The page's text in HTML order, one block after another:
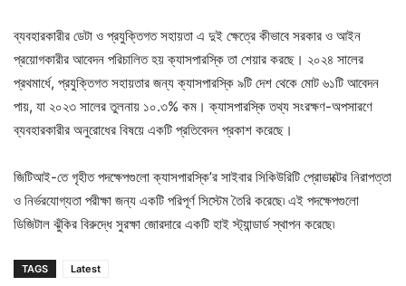
ব্যবহারকারীর ডেটা ও প্রযুক্তিগত সহায়তা এ দুই ক্ষেত্রে কীভাবে সরকার ও আইন
প্রয়োগকারীর আবেদন পরিচালিত হয় ক্যাসপারস্কি তা শেয়ার করছে। ২০২৪ সালের
প্রথমার্ধে, প্রযুক্তিগত সহায়তার জন্য ক্যাসপারস্কি ৯টি দেশ থেকে মোট ৬১টি আবেদন
পায়, যা ২০২৩ সালের তুলনায় ১০.৩% কম। ক্যাসপারস্কি তথ্য সংরক্ষণ-অপসারণে
ব্যবহারকারীর অনুরোধের বিষয়ে একটি প্রতিবেদন প্রকাশ করেছে।
জিটিআই-তে গৃহীত পদক্ষেপগুলো ক্যাসপারস্কি’র সাইবার সিকিউরিটি প্রোডাক্টের নিরাপত্তা
ও নির্ভরযোগ্যতা পরীক্ষা জন্য একটি পরিপূর্ণ সিস্টেম তৈরি করেছে৷ এই পদক্ষেপগুলো
ডিজিটাল ঝুঁকির বিরুদ্ধে সুরক্ষা জোরদারে একটি হাই স্ট্যান্ডার্ড স্থাপন করেছে৷
TAGS Latest